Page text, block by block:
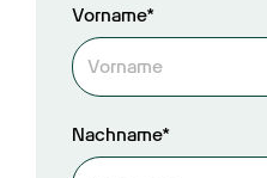
Vorname*
Nachname*